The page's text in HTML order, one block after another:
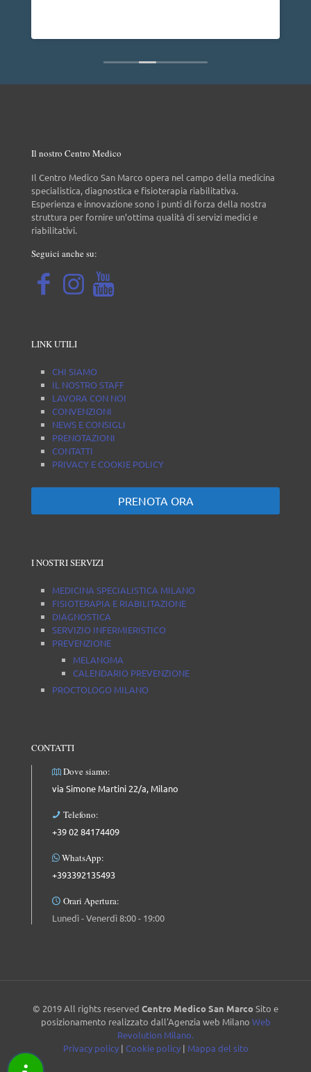
Il nostro Centro Medico
Il Centro Medico San Marco opera nel campo della medicina
specialistica, diagnostica e fisioterapia riabilitativa.
Esperienza e innovazione sono i punti di forza della nostra
struttura per fornire un’ottima qualità di servizi medici e
riabilitativi.
Seguici anche su:
LINK UTILI
CHI SIAMO
IL NOSTRO STAFF
LAVORA CON NOI
CONVENZIONI
NEWS E CONSIGLI
PRENOTAZIONI
CONTATTI
PRIVACY E COOKIE POLICY
PRENOTA ORA
I NOSTRI SERVIZI
MEDICINA SPECIALISTICA MILANO
FISIOTERAPIA E RIABILITAZIONE
DIAGNOSTICA
SERVIZIO INFERMIERISTICO
PREVENZIONE
MELANOMA
CALENDARIO PREVENZIONE
PROCTOLOGO MILANO
CONTATTI
Dove siamo:
via Simone Martini 22/a, Milano
Telefono:
+39 02 84174409
WhatsApp:
+393392135493
Orari Apertura:
Lunedì - Venerdì 8:00 - 19:00
© 2019 All rights reserved Centro Medico San MarcoSito e
posizionamento realizzato dall'Agenzia web Milano Web
Revolution Milano.
Privacy policy| Cookie policy| Mappa del sito